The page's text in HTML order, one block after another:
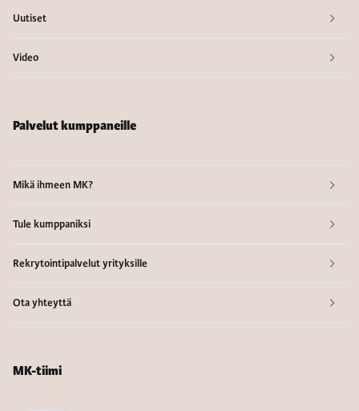
Uutiset
Video
Palvelut kumppaneille
Mikä ihmeen MK?
Tule kumppaniksi
Rekrytointipalvelut yrityksille
Ota yhteyttä
MK-tiimi